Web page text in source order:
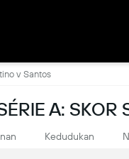
v Santos
A: SKOR
Kedudukan